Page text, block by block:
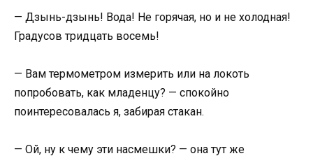
— Дзынь-дзынь! Вода! Не горячая, но и не холодная!
Градусов тридцать восемь!
— Вам термометром измерить или на локоть
попробовать, как младенцу? — спокойно
поинтересовалась я, забирая стакан.
— Ой, ну к чему эти насмешки? — она тут же